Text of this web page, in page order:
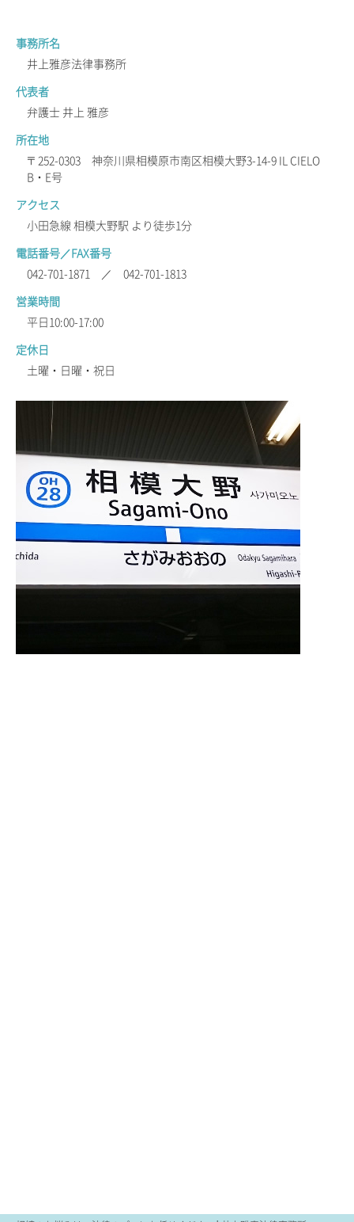
事務所名
井上雅彦法律事務所
代表者
弁護士 井上 雅彦
所在地
〒252-0303 神奈川県相模原市南区相模大野3-14-9 IL CIELO
B・E号
アクセス
小田急線 相模大野駅 より徒歩1分
電話番号／FAX番号
042-701-1871 ／ 042-701-1813
営業時間
平日10:00-17:00
定休日
土曜・日曜・祝日